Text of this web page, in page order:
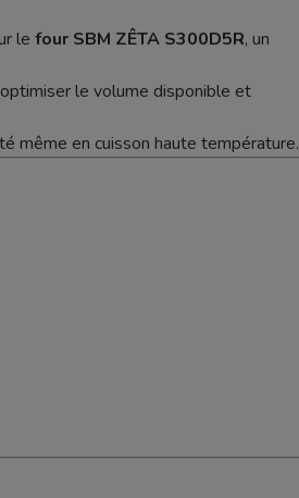
le four SBM ZÊTA S300D5R, un
le volume disponible et
même en cuisson haute température.